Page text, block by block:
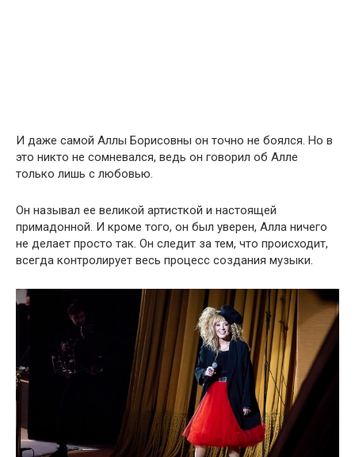
И даже самой Аллы Борисовны он точно не боялся. Но в
это никто не сомневался, ведь он говорил об Алле
только лишь с любовью.
Он называл ее великой артисткой и настоящей
примадонной. И кроме того, он был уверен, Алла ничего
не делает просто так. Он следит за тем, что происходит,
всегда контролирует весь процесс создания музыки.